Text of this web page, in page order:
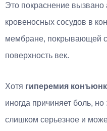
Это покраснение
кровеносных сосудов в
мембране, покрывающей
поверхность век.
Хотя гиперемия
иногда причиняет боль,
слишком серьезное и